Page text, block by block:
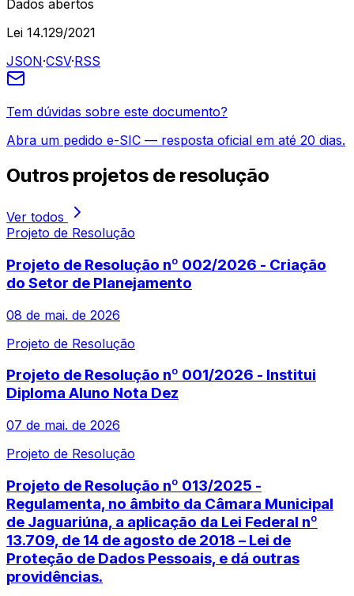
Dados abertos
Lei 14.129/2021
JSON·CSV·RSS
Tem dúvidas sobre este documento?
Abra um pedido e-SIC — resposta oficial em até 20 dias.
Outros projetos de resolução
Ver todos
Projeto de Resolução
Projeto de Resolução nº 002/2026 - Criação
do Setor de Planejamento
08 de mai. de 2026
Projeto de Resolução
Projeto de Resolução nº 001/2026 - Institui
Diploma Aluno Nota Dez
07 de mai. de 2026
Projeto de Resolução
Projeto de Resolução nº 013/2025 -
Regulamenta, no âmbito da Câmara Municipal
de Jaguariúna, a aplicação da Lei Federal nº
13.709, de 14 de agosto de 2018 – Lei de
Proteção de Dados Pessoais, e dá outras
providências.